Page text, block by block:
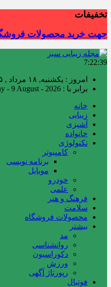
تخفیفات
جهت خرید محصولات
7:22:40
امروز : یکشنبه, ۱۸ مرداد , ۱۴۰۵
برابر با : Sunday - 9 August - 2026
خانه
زیبایی
آشپزی
خانواده
تکنولوژی
کامپیوتر
برنامه نویسی
موبایل
خودرو
علمی
فرهنگ و هنر
سلامت
محصولات فروشگاه
بیشتر
مد
روانشناسی
دکوراسیون
ورزش
رپورتاژ آگهی
فوتبال